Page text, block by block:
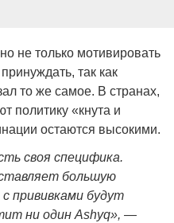
не только мотивировать
так как
то же самое. В странах,
политику «кнута и
остаются высокими.
своя специфика.
большую
прививками будут
ни один Ashyq», ―